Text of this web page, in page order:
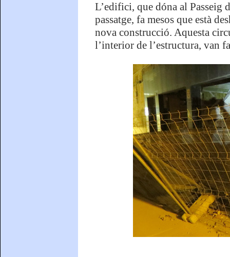
L’edifici, que dóna al Passeig
passatge, fa mesos que està
nova construcció. Aquesta
l’interior de l’estructura, van